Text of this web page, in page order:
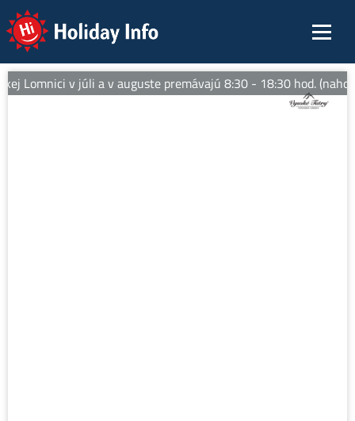
Holiday Info
Lomnici v júli a v auguste premávajú 8:30 - 18:30 hod.